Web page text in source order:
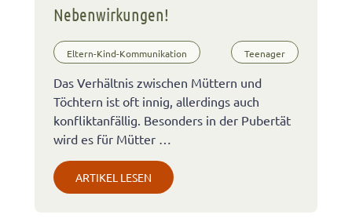
Nebenwirkungen!
Eltern-Kind-Kommunikation Teenager
Das Verhältnis zwischen Müttern und
Töchtern ist oft innig, allerdings auch
konfliktanfällig. Besonders in der Pubertät
wird es für Mütter …
ARTIKEL LESEN